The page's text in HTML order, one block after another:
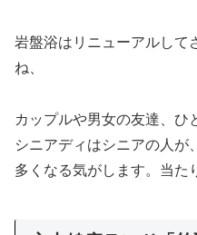
岩盤浴はリニューアルして
ね、
カップルや男女の友達、ひ
シニアディはシニアの人が
多くなる気がします。当た